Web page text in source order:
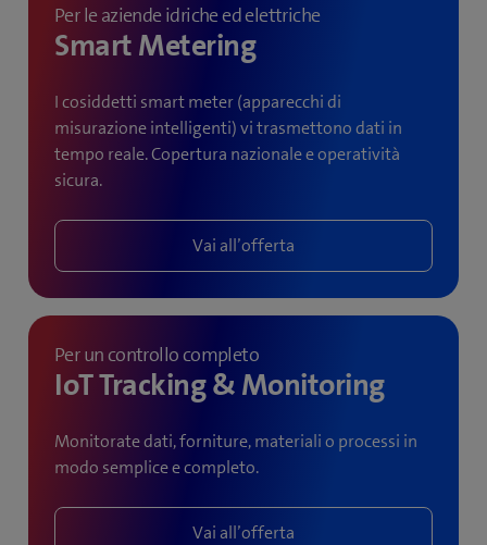
Per le aziende idriche ed elettriche
Smart Metering
I cosiddetti smart meter (apparecchi di
misurazione intelligenti) vi trasmettono dati in
tempo reale. Copertura nazionale e operatività
sicura.
Vai all’offerta
Per un controllo completo
IoT Tracking & Monitoring
Monitorate dati, forniture, materiali o processi in
modo semplice e completo.
Vai all’offerta